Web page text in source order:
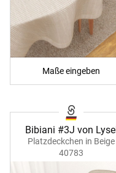
Maße eingeben
Bibiani #3J von Lysel
Platzdeckchen in Beige
40783